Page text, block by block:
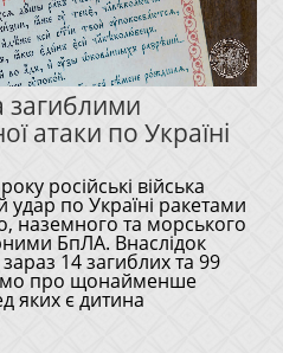
загиблими
атаки по Україні
російські війська
по Україні ракетами
наземного та морського
БпЛА. Внаслідок
14 загиблих та 99
про щонайменше
яких є дитина